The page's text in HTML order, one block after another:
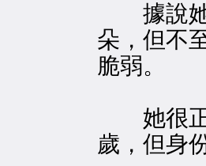
據說她
朵，但不
脆弱。
她很正
歲，但身